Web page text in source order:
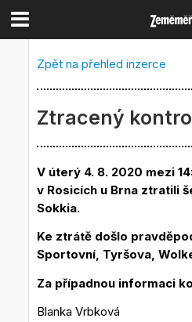
Zpět na přehled inzerce
Ztracený
V úterý 4. 8. 2020 mezi
v Rosicích u Brna ztratili
Sokkia.
Ke ztrátě došlo
Sportovní, Tyršova,
Za případnou informaci
Blanka Vrbková